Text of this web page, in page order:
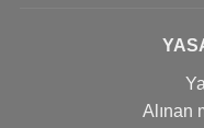
Alınan